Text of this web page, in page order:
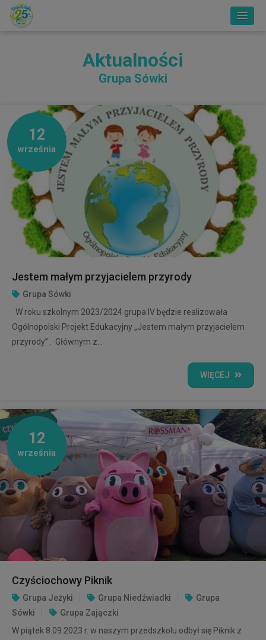
Aktualności
Grupa Sówki
12
września
Jestem małym przyjacielem przyrody
Grupa Sówki
W roku szkolnym 2023/2024 grupa IV będzie realizowała
Ogólnopolski Projekt Edukacyjny „Jestem małym przyjacielem
przyrody” . Głównym z...
WIĘCEJ
12
września
Czyściochowy Piknik
Grupa Jeżyki Grupa Niedźwiadki
Grupa
Sówki
Grupa Zajączki
W piątek 8.09.2023 r. w naszym przedszkolu odbył się Piknik z